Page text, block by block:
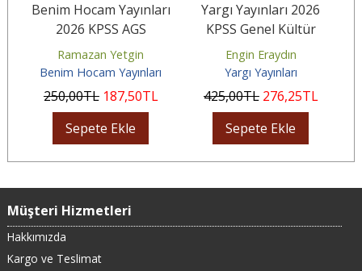
Benim Hocam Yayınları
2026 KPSS AGS
Tekerrür Tarih Genel
Tekrar
Ramazan Yetgin
Benim Hocam Yayınları
250,00TL 187,50TL
Sepete Ekle
Yargı Yayınları 2026
KPSS Genel Kültür
Tamamı Çözümlü
Coğrafya Soru Bankası
Engin Eraydın
Yargı Yayınları
425,00TL 276,25TL
Sepete Ekle
Müşteri Hizmetleri
Hakkımızda
Kargo ve Teslimat